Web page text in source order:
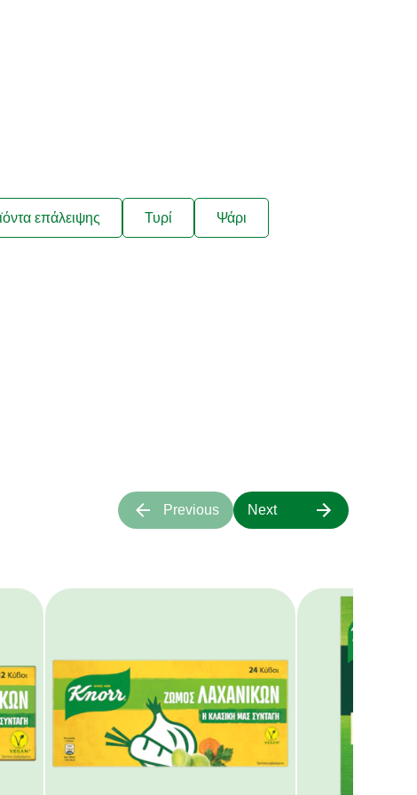
επάλειψης Τυρί Ψάρι
στις
μας;
τα πάνω μας.
Previous Next